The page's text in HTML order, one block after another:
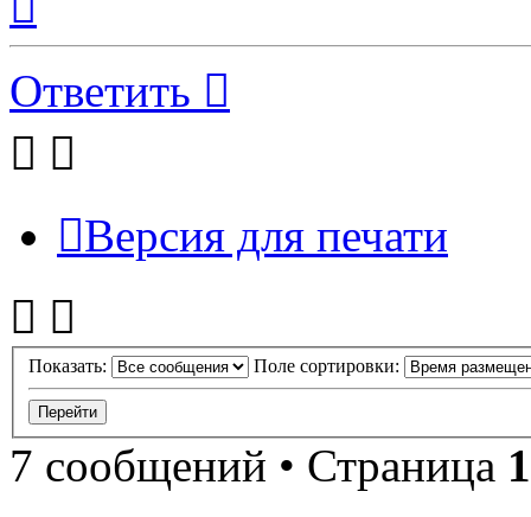
началу
Ответить
Версия для печати
Показать: Поле сортировки:
7 сообщений • Страница 1